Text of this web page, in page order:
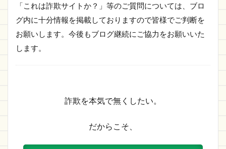
「これは詐欺サイトか？」等のご質問については、ブロ
グ内に十分情報を掲載しておりますので皆様でご判断を
お願いします。今後もブログ継続にご協力をお願いいた
します。
詐欺を本気で無くしたい。
だからこそ、